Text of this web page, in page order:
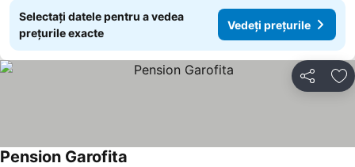
Selectați datele pentru a vedea
prețurile exacte
Vedeți prețurile
Distribuiți
Pension Garofita